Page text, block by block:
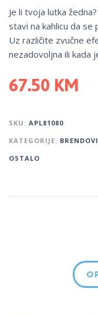
Je li tvoja lutka
stavi na kahlicu da se
Uz različite zvučne
nezadovoljna ili kada
67.50 KM
SKU: APL81080
KATEGORIJE: BRENDOVI
OSTALO